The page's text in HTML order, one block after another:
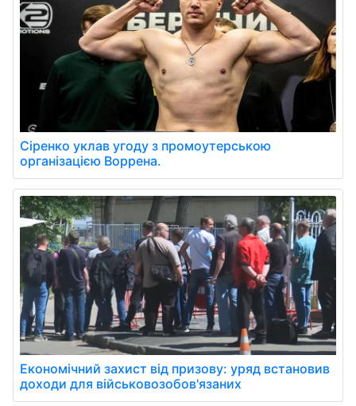
Сіренко уклав угоду з промоутерською
організацією Воррена.
Економічний захист від призову: уряд встановив
доходи для військовозобов'язаних